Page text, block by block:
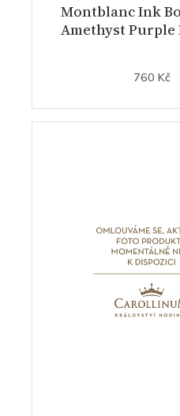
Montblanc Ink
Amethyst Purple
760 Kč